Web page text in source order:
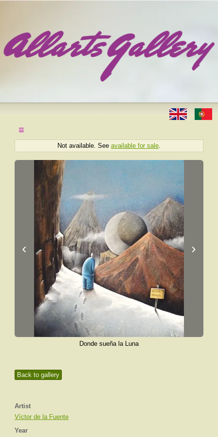
≡
Back to gallery
Artist
Víctor de la Fuente
Year
Not available. See available for sale
‹ ›
Donde sueña la Luna